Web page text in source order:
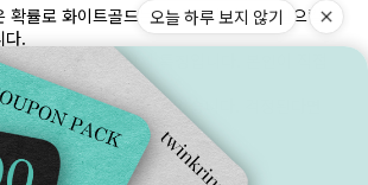
확률로 화이트골드는 알레르기 반응을 일으킬
다.
응은 개인적인 신체 특징입니다. 본인이 직접
합니다.
및 환불의 사유가 될 수 없습니다. 걱정된다면
색상을 추천해 드립니다.
오늘 하루 보지 않기